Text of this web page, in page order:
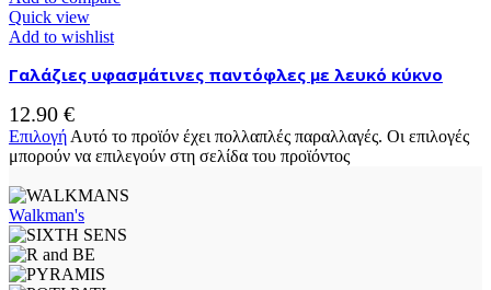
Quick view
Add to wishlist
Γαλάζιες υφασμάτινες παντόφλες με λευκό κύκνο
12.90 €
Επιλογή Αυτό το προϊόν έχει πολλαπλές παραλλαγές. Οι επιλογές
μπορούν να επιλεγούν στη σελίδα του προϊόντος
Walkman's